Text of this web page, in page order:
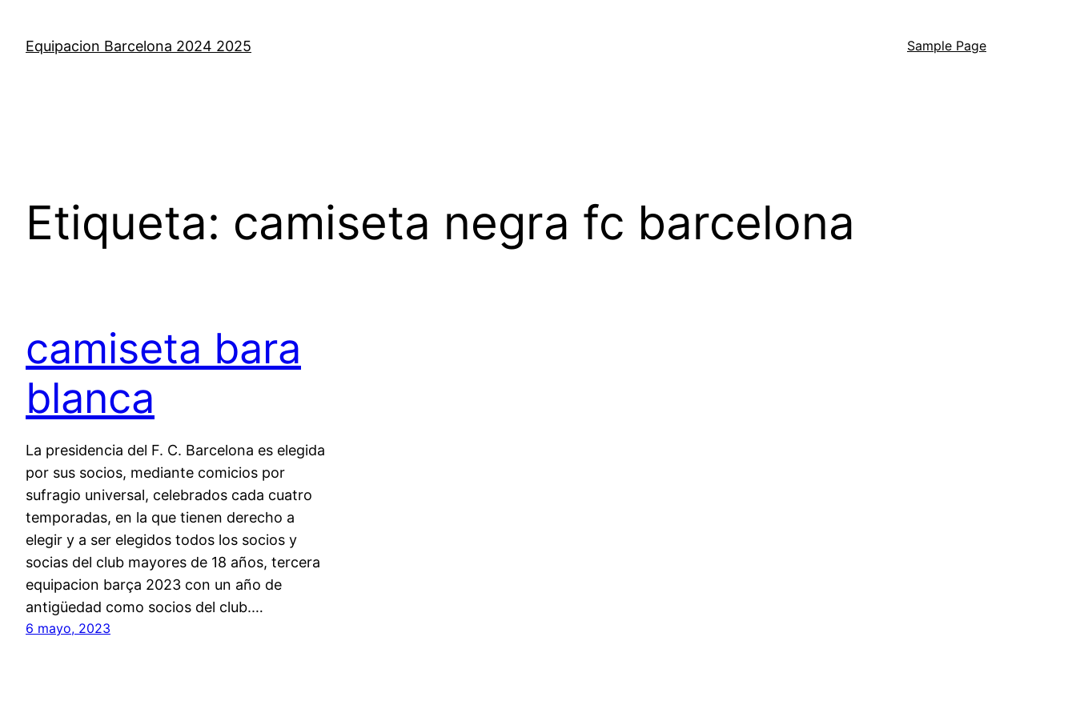
contenido
Equipacion Barcelona 2024 2025 Sample Page
Etiqueta: camiseta negra fc barcelona
camiseta bara
blanca
La presidencia del F. C. Barcelona es elegida
por sus socios, mediante comicios por
sufragio universal, celebrados cada cuatro
temporadas, en la que tienen derecho a
elegir y a ser elegidos todos los socios y
socias del club mayores de 18 años, tercera
equipacion barça 2023 con un año de
antigüedad como socios del club.…
6 mayo, 2023